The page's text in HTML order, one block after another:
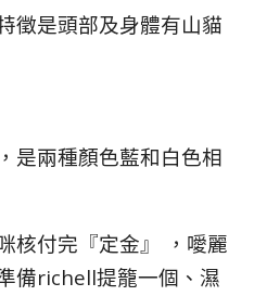
徵是頭部及身體有山貓
是兩種顏色藍和白色相
核付完『定金』 ，噯麗
備richell提籠一個、濕